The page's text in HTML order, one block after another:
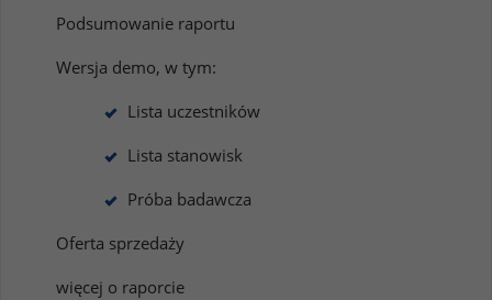
Podsumowanie raportu
Wersja demo, w tym:
Lista uczestników
Lista stanowisk
Próba badawcza
Oferta sprzedaży
więcej o raporcie